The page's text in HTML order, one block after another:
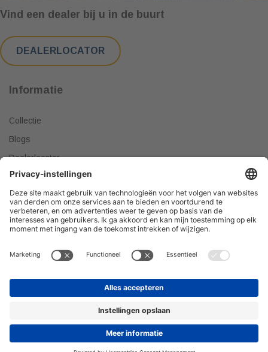
Vind een dealer bij u in de buurt
DEALERLOCATOR
Informatie
Collectie
Blogs
Dealerlocator
Dealer worden
Meest gestelde vragen
Tips & Tricks
DEALER WORDEN